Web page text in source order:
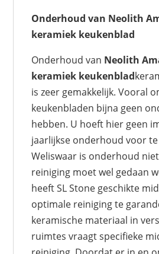
Onderhoud van Neolith
keramiek keukenblad
Onderhoud van Neolith
keramiek keukenblad
is zeer gemakkelijk. Vooral
keukenbladen bijna geen
hebben. U hoeft hier geen
jaarlijkse onderhoud voor
Weliswaar is onderhoud
reiniging moet wel gedaan
heeft SL Stone geschikte
optimale reiniging te
keramische materiaal in
ruimtes vraagt specifieke